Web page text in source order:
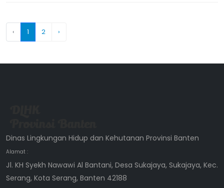
‹ 1 2 ›
Dinas Lingkungan Hidup dan Kehutanan Provinsi Banten
Alamat :
Jl. KH Syekh Nawawi Al Bantani, Desa Sukajaya, Sukajaya, Kec.
Serang, Kota Serang, Banten 42188